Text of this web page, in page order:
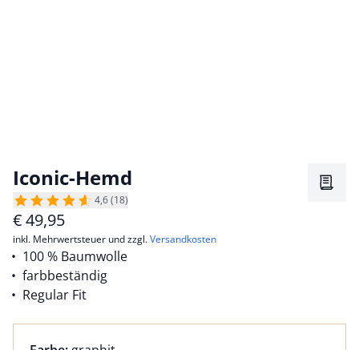
Iconic-Hemd
4,6 (18)
€49,95
inkl. Mehrwertsteuer und zzgl.Versandkosten
100 % Baumwolle
farbbeständig
Regular Fit